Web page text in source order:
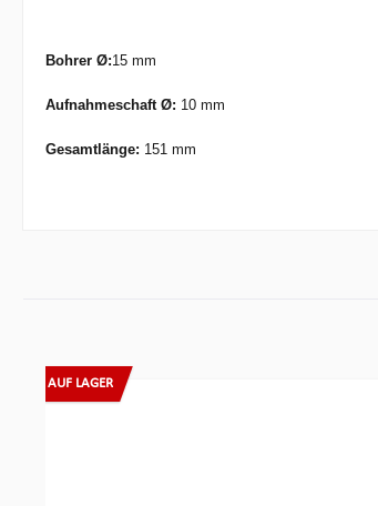
Bohrer Ø:15 mm
Aufnahmeschaft Ø: 10 mm
Gesamtlänge: 151 mm
Produktgalerie überspringen
AUF LAGER